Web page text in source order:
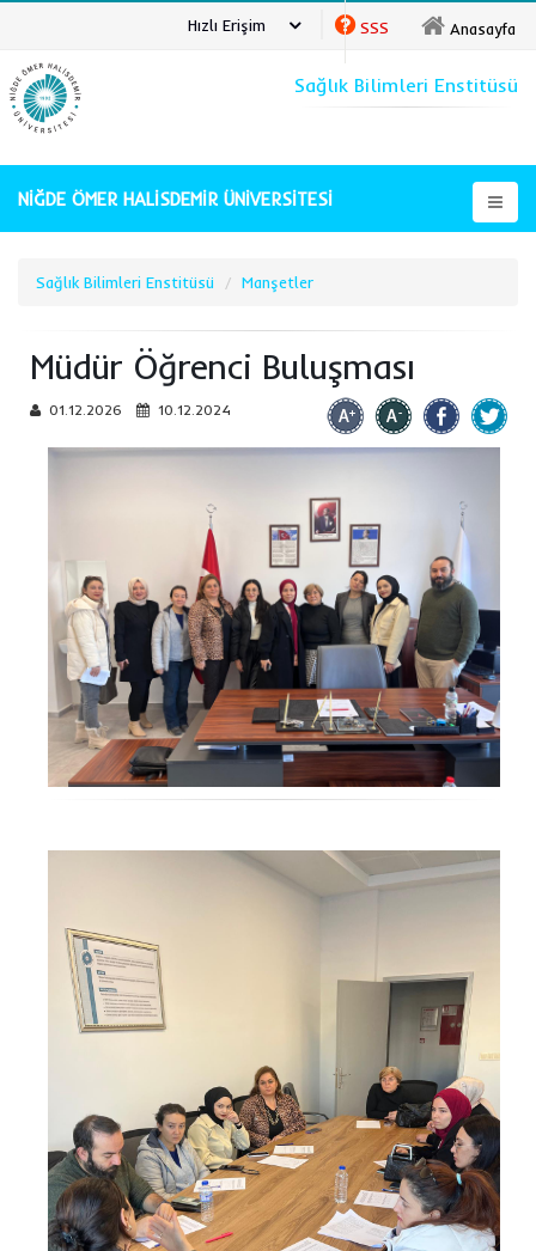
Anasayfa
SSS
Hızlı Erişim
NİĞDE ÖMER HALİSDEMİR ÜNİVERSİTESİ
Sağlık Bilimleri Enstitüsü
Sağlık Bilimleri Enstitüsü Manşetler
Müdür Öğrenci Buluşması
01.12.2026 10.12.2024